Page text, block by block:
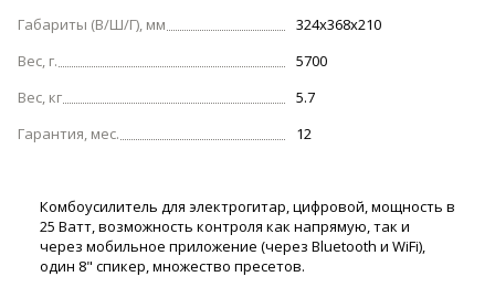
Габариты (В/Ш/Г), мм
324х368х210
Вес, г.
5700
Вес, кг
5.7
Гарантия, мес.
12
Комбоусилитель для электрогитар, цифровой, мощность в
25 Ватт, возможность контроля как напрямую, так и
через мобильное приложение (через Bluetooth и WiFi),
один 8" спикер, множество пресетов.